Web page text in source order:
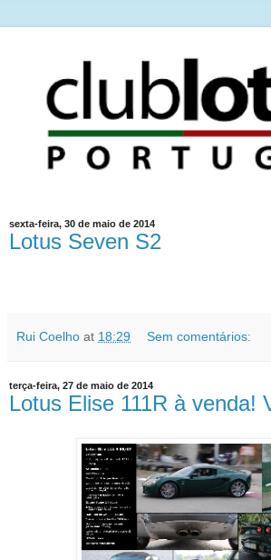
sexta-feira, 30 de maio de 2014
Lotus Seven S2
Rui Coelho at 18:29 Sem comentários:
terça-feira, 27 de maio de 2014
Lotus Elise 111R à venda!